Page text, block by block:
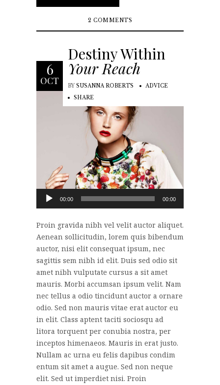
2 COMMENTS
6
OCT
Destiny Within
Your Reach
BY SUSANNA ROBERTS
ADVICE
SHARE
Audio
00:00 00:00
Proin gravida nibh vel velit auctor aliquet.
Aenean sollicitudin, lorem quis bibendum
auctor, nisi elit consequat ipsum, nec
sagittis sem nibh id elit. Duis sed odio sit
amet nibh vulputate cursus a sit amet
mauris. Morbi accumsan ipsum velit. Nam
nec tellus a odio tincidunt auctor a ornare
odio. Sed non mauris vitae erat auctor eu
in elit. Class aptent taciti sociosqu ad
litora torquent per conubia nostra, per
inceptos himenaeos. Mauris in erat justo.
Nullam ac urna eu felis dapibus condim
entum sit amet a augue. Sed non neque
elit. Sed ut imperdiet nisi. Proin